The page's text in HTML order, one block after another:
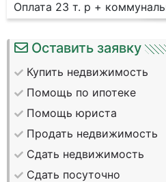
Оплата 23 т. р +
Оставить заявку
Купить недвижимость
Помощь по ипотеке
Помощь юриста
Продать недвижимость
Сдать недвижимость
Сдать посуточно